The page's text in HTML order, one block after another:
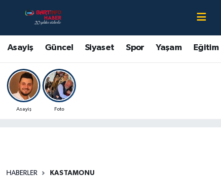
Asayiş Güncel Siyaset Spor Yaşam Eğitim
Asayiş Foto
HABERLER KASTAMONU
Asayiş
Bartın Hakkında
Çevre
Eğitim
Bartın Nöbetçi Eczaneler
Bartın Hava Durumu
Bartin Namaz Vakitleri
Bartın Trafik Yoğunluk Haritası